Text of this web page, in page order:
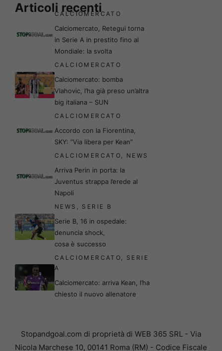
Articoli recenti
CALCIOMERCATO
Calciomercato, Retegui torna
in Serie A in prestito fino al
Mondiale: la svolta
CALCIOMERCATO
Calciomercato: bomba
Vlahovic, l’ha già preso un’altra
big italiana – SUN
CALCIOMERCATO
Accordo con la Fiorentina,
SKY: “Via libera per Kean”
CALCIOMERCATO, NEWS
Arriva Perin in porta: la
Juventus strappa l’erede al
Napoli
NEWS , SERIE B
Serie B, 16 in ospedale:
denuncia shock,
cosa è successo
CALCIOMERCATO, SERIE
A
Calciomercato: arriva Kean, l’ha
chiesto il nuovo allenatore
Stopandgoal.com di proprietà di WEB 365 SRL - Via
Nicola Marchese 10, 00141 Roma (RM) - Codice Fiscale